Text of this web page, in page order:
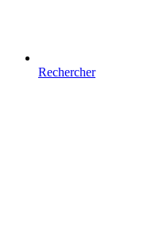
Rechercher